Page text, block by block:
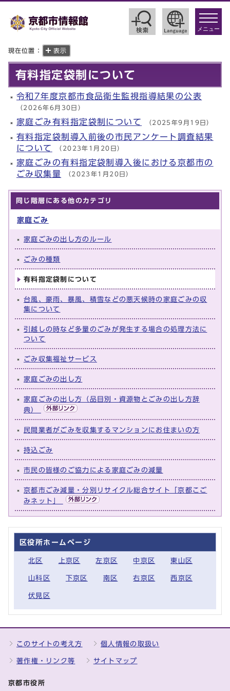
toggle
メニュー
現在位置： 表示
有料指定袋制について
令和7年度京都市食品衛生監視指導結果の公表
（2026年6月30日）
家庭ごみ有料指定袋制について （2025年9月19日）
有料指定袋制導入前後の市民アンケート調査結果
について （2023年1月20日）
家庭ごみの有料指定袋制導入後における京都市の
ごみ収集量 （2023年1月20日）
同じ階層にある他のカテゴリ
家庭ごみ
家庭ごみの出し方のルール
ごみの種類
有料指定袋制について
台風、豪雨、暴風、積雪などの悪天候時の家庭ごみの収
集について
引越しの時など多量のごみが発生する場合の処理方法に
ついて
ごみ収集福祉サービス
家庭ごみの出し方
家庭ごみの出し方（品目別・資源物とごみの出し方辞
典）
民間業者がごみを収集するマンションにお住まいの方
持込ごみ
市民の皆様のご協力による家庭ごみの減量
京都市ごみ減量・分別リサイクル総合サイト「京都こご
みネット」
区役所ホームページ
北区 上京区 左京区 中京区 東山区
山科区 下京区 南区 右京区 西京区
伏見区
このサイトの考え方 個人情報の取扱い
著作権・リンク等 サイトマップ
京都市役所